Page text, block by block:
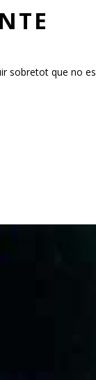
sobretot que no es